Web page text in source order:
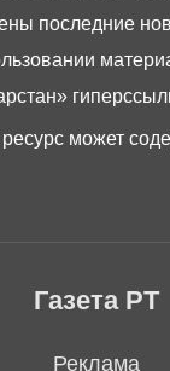
Газета РТ
Реклама
последние
может